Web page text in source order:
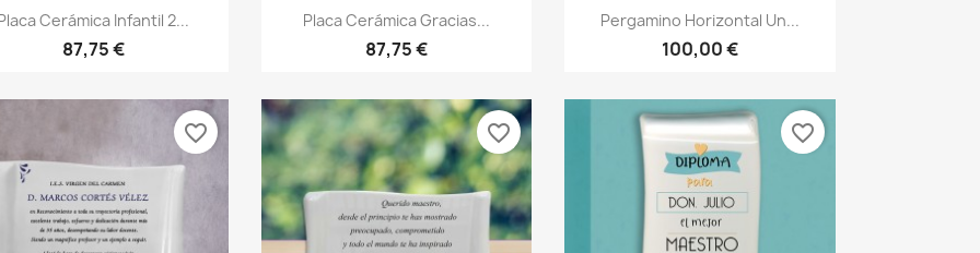
Vista rápida
Cerámica Infantil 2...
87,75 €
Vista rápida
Placa Cerámica Gracias...
87,75 €
Vista rápida
Pergamino Horizontal Un...
100,00 €
favorite_border favorite_border favorite_border